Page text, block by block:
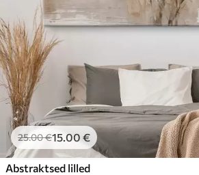
25.00€15.00 €
Abstraktsed lilled